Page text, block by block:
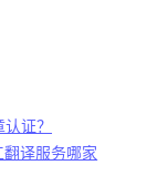
证？
译服务哪家